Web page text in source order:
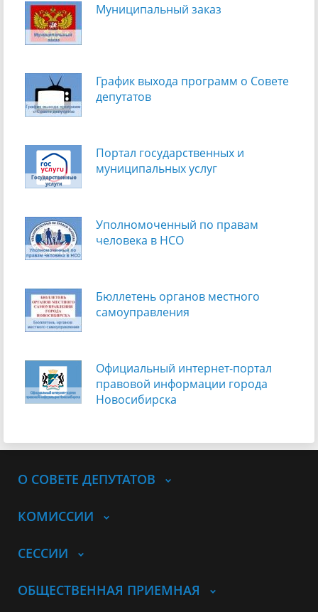
Муниципальный заказ
График выхода программ о Cовете
депутатов
Портал государственных и
муниципальных услуг
Уполномоченный по правам
человека в НСО
Бюллетень органов местного
самоуправления
Официальный интернет-портал
правовой информации города
Новосибирска
О СОВЕТЕ ДЕПУТАТОВ
КОМИССИИ
СЕССИИ
ОБЩЕСТВЕННАЯ ПРИЕМНАЯ